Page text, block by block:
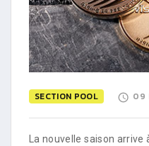
SECTION POOL 09
La nouvelle saison arrive